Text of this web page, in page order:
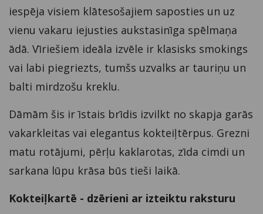
iespēja visiem klātesošajiem saposties un uz
vienu vakaru iejusties aukstasinīga spēlmaņa
ādā. Vīriešiem ideāla izvēle ir klasisks smokings
vai labi piegriezts, tumšs uzvalks ar tauriņu un
balti mirdzošu kreklu.
Dāmām šis ir īstais brīdis izvilkt no skapja garās
vakarkleitas vai elegantus kokteiļtērpus. Grezni
matu rotājumi, pērļu kaklarotas, zīda cimdi un
sarkana lūpu krāsa būs tieši laikā.
Kokteiļkartē - dzērieni ar izteiktu raksturu